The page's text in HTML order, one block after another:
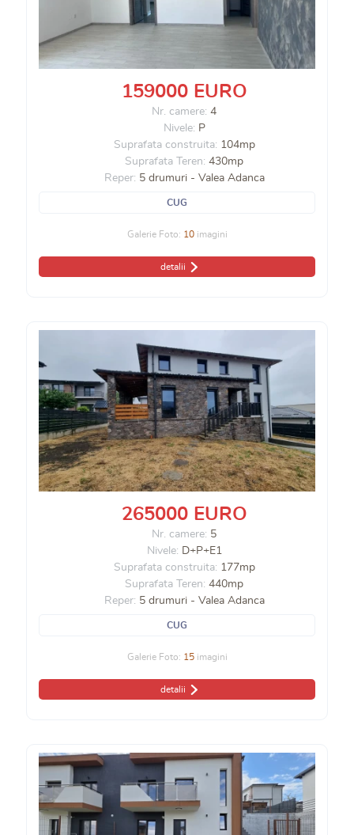
159000 EURO
Nr. camere: 4
Nivele: P
Suprafata construita: 104mp
Suprafata Teren: 430mp
Reper: 5 drumuri - Valea Adanca
CUG
Galerie Foto: 10imagini
detalii
265000 EURO
Nr. camere: 5
Nivele: D+P+E1
Suprafata construita: 177mp
Suprafata Teren: 440mp
Reper: 5 drumuri - Valea Adanca
CUG
Galerie Foto: 15imagini
detalii